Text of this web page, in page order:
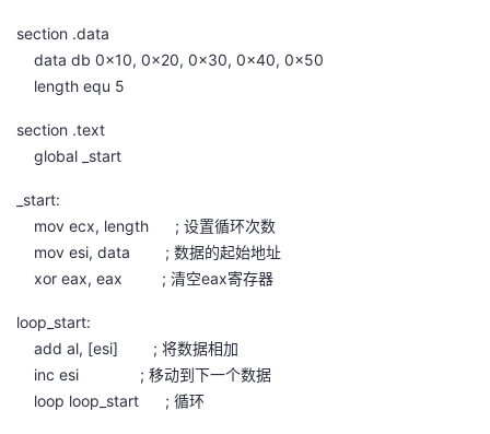
子
直
播
的
活
动
我
的
关
我
的
开
发
学
堂
我
的
Programs
持
我
section .data
data db 0x10, 0x20, 0x30, 0x40, 0x50
length equ 5
section .text
global _start
_start:
mov ecx, length ; 设置循环次数
mov esi, data ; 数据的起始地址
xor eax, eax ; 清空eax寄存器
loop_start:
add al, [esi] ; 将数据相加
inc esi ; 移动到下一个数据
loop loop_start ; 循环